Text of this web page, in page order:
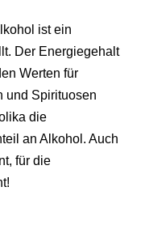
ist ein
Der Energiegehalt
Werten für
und Spirituosen
die
an Alkohol. Auch
für die